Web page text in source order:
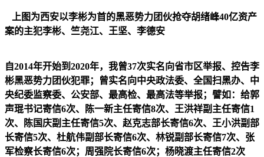
上图为西安以李彬为首的黑恶势力团伙抢夺胡绪峰40亿资产
案的主犯李彬、竺尧江、王坚、李德安
自2014年开始到2020年，我曾37次实名向省市区举报、控告李
彬黑恶势力团伙犯罪；曾实名向中央政法委、全国扫黑办、中
央纪委监察委、公安部、最高检、最高法等举报；譬如：给郭
声琨书记寄信6次、陈一新主任寄信8次、王洪祥副主任寄信1
次、陈国庆副主任寄信5次、赵克志部长寄信6次、王小洪副部
长寄信5次、杜航伟副部长寄信6次、林锐副部长寄信7次、张
军检察长寄信6次；周强院长寄信6次；杨晓渡主任寄信2次